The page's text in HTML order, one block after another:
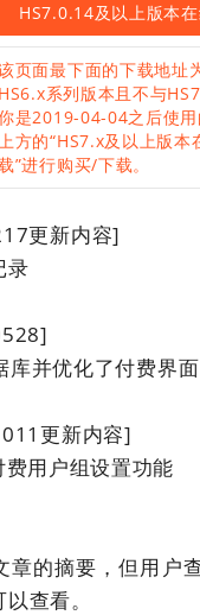
HS7.0.14及以上版本
页面最下面的下载地址
HS6.x系列版本且不与
是2019-04-04之后使用
方的“HS7.x及以上版本
”进行购买/下载。
更新内容]
录
库并优化了付费界面
更新内容]
用户组设置功能
章的摘要，但用户
查看。